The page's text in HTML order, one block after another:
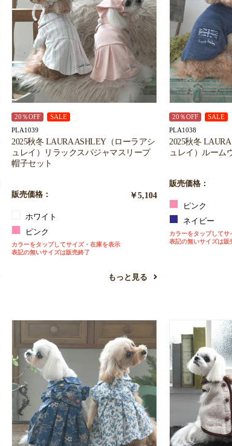
20％OFF SALE
PLA1039
2025秋冬 LAURA ASHLEY（ローラアシ
ュレイ）リラックスパジャマスリープ
帽子セット
販売価格： ￥5,104
ホワイト
ピンク
カラーをタップしてサイズ・在庫を表示
表記の無いサイズは販売終了
もっと見る
20％OFF SALE
PLA1038
2025秋冬
ュレイ）ルーム
販売価格：
ピンク
ネイビー
カラーをタップしてサ
表記の無いサイズは販